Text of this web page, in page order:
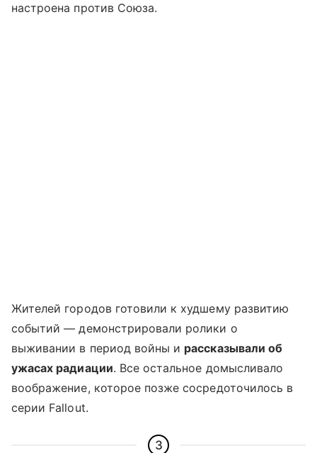
настроена против Союза.
Жителей городов готовили к худшему развитию
событий — демонстрировали ролики о
выживании в период войны и рассказывали об
ужасах радиации. Все остальное домысливало
воображение, которое позже сосредоточилось в
серии Fallout.
3